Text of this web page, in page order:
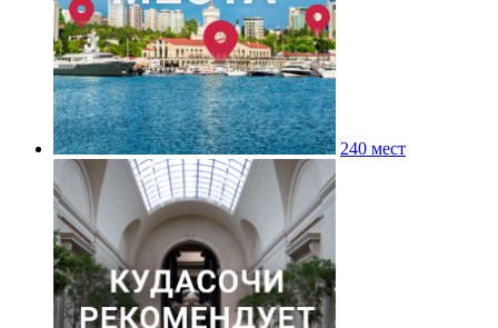
240 мест